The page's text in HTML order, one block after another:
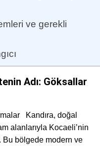
ve gerekli
Adı: Göksallar
Kandıra, doğal
alanlarıyla Kocaeli’nin
bölgede modern ve